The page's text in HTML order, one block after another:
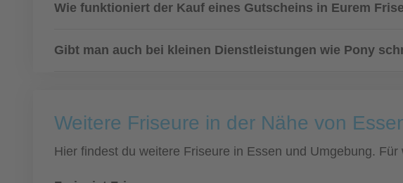
Wie funktioniert der Kauf eines Gutscheins in Eurem
Gibt man auch bei kleinen Dienstleistungen wie Pony
Weitere Friseure in der Nähe von
Hier findest du weitere Friseure in Essen und Umgebung.